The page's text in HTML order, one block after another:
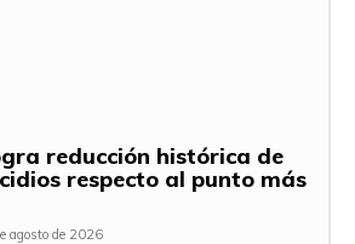
reducción histórica de
respecto al punto más
agosto de 2026